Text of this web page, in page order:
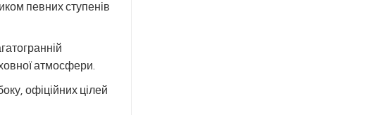
певних ступенів
атмосфери.
офіційних цілей